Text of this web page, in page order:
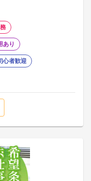
あり
心者歓迎